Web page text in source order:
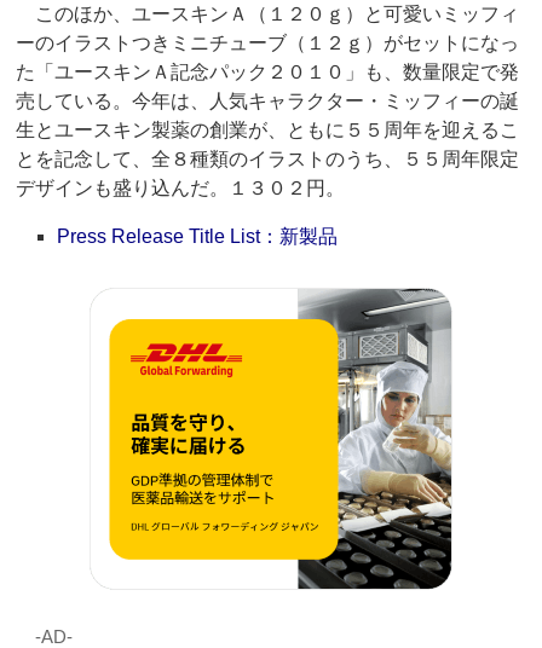
このほか、ユースキンＡ（１２０ｇ）と可愛いミッフィ
ーのイラストつきミニチューブ（１２ｇ）がセットになっ
た「ユースキンＡ記念パック２０１０」も、数量限定で発
売している。今年は、人気キャラクター・ミッフィーの誕
生とユースキン製薬の創業が、ともに５５周年を迎えるこ
とを記念して、全８種類のイラストのうち、５５周年限定
デザインも盛り込んだ。１３０２円。
Press Release Title List：新製品
‐AD‐